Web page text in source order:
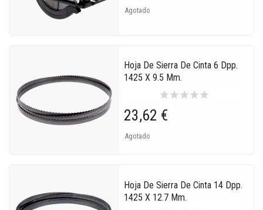
Agotado
Hoja De Sierra De Cinta 6 Dpp.
1425 X 9.5 Mm.
starstarstarstarstar
23,62 €
Agotado
Hoja De Sierra De Cinta 14 Dpp.
1425 X 12.7 Mm.